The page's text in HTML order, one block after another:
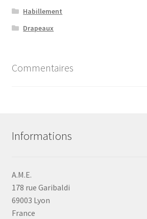
Habillement
Drapeaux
Commentaires
Informations
A.M.E.
178 rue Garibaldi
69003 Lyon
France